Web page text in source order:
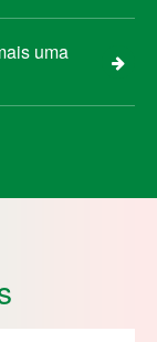
uma